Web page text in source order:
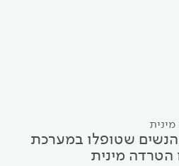
מדאיג: 37% מהנשים שטופלו במערכת
הטרדה מינית